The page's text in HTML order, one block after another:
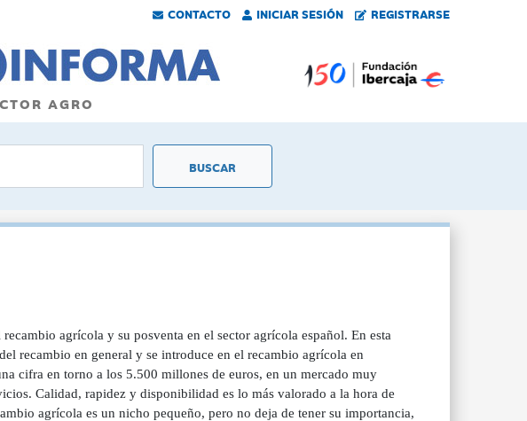
CONTACTO INICIAR SESIÓN REGISTRARSE
AGRO
agrícola y su posventa en el sector agrícola español. En esta
recambio en general y se introduce en el recambio agrícola en
cifra en torno a los 5.500 millones de euros, en un mercado muy
Calidad, rapidez y disponibilidad es lo más valorado a la hora de
agrícola es un nicho pequeño, pero no deja de tener su importancia,